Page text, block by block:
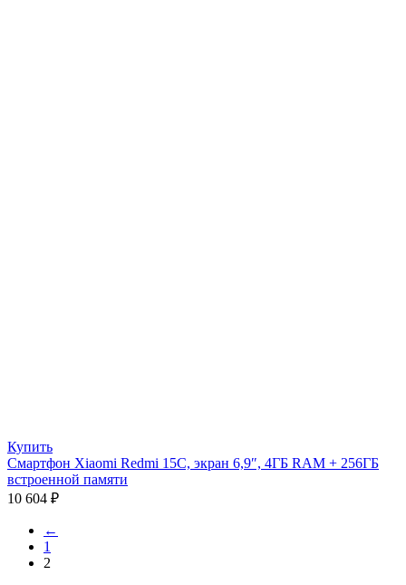
Купить
Смартфон Xiaomi Redmi 15C, экран 6,9″, 4ГБ RAM + 256ГБ
встроенной памяти
10 604 ₽
←
1
2